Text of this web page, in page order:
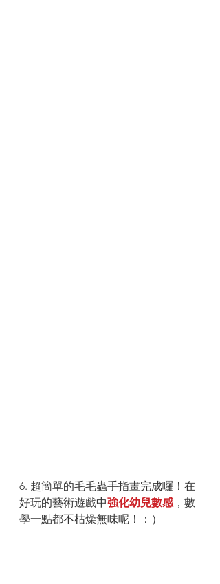
6. 超簡單的毛毛蟲手指畫完成囉！在
好玩的藝術遊戲中強化幼兒數感，數
學一點都不枯燥無味呢！：）